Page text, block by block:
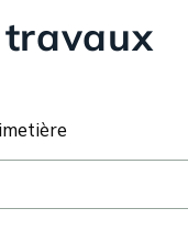
travaux